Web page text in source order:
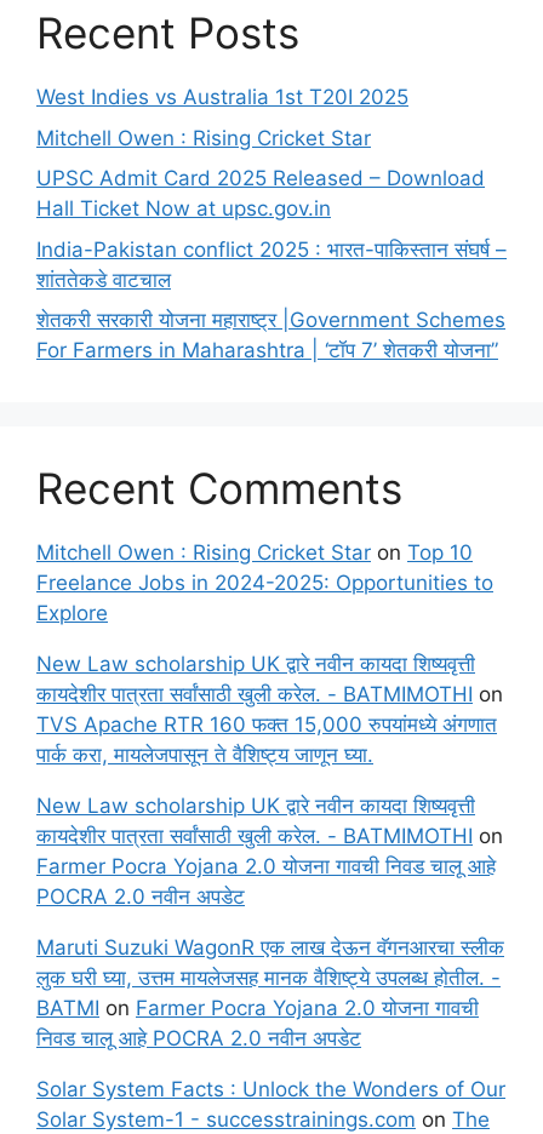
Recent Posts
West Indies vs Australia 1st T20I 2025
Mitchell Owen : Rising Cricket Star
UPSC Admit Card 2025 Released – Download
Hall Ticket Now at upsc.gov.in
India-Pakistan conflict 2025 : भारत-पाकिस्तान संघर्ष –
शांततेकडे वाटचाल
शेतकरी सरकारी योजना महाराष्ट्र |Government Schemes
For Farmers in Maharashtra | ‘टॉप 7’ शेतकरी योजना”
Recent Comments
Mitchell Owen : Rising Cricket Star on Top 10
Freelance Jobs in 2024-2025: Opportunities to
Explore
New Law scholarship UK द्वारे नवीन कायदा शिष्यवृत्ती
कायदेशीर पात्रता सर्वांसाठी खुली करेल. - BATMIMOTHI on
TVS Apache RTR 160 फक्त 15,000 रुपयांमध्ये अंगणात
पार्क करा, मायलेजपासून ते वैशिष्ट्य जाणून घ्या.
New Law scholarship UK द्वारे नवीन कायदा शिष्यवृत्ती
कायदेशीर पात्रता सर्वांसाठी खुली करेल. - BATMIMOTHI on
Farmer Pocra Yojana 2.0 योजना गावची निवड चालू आहे
POCRA 2.0 नवीन अपडेट
Maruti Suzuki WagonR एक लाख देऊन वॅगनआरचा स्लीक
लुक घरी घ्या, उत्तम मायलेजसह मानक वैशिष्ट्ये उपलब्ध होतील. -
BATMI on Farmer Pocra Yojana 2.0 योजना गावची
निवड चालू आहे POCRA 2.0 नवीन अपडेट
Solar System Facts : Unlock the Wonders of Our
Solar System-1 - successtrainings.com on The